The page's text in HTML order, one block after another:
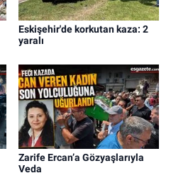
Eskişehir'de korkutan kaza: 2
yaralı
Zarife Ercan’a Gözyaşlarıyla
Veda